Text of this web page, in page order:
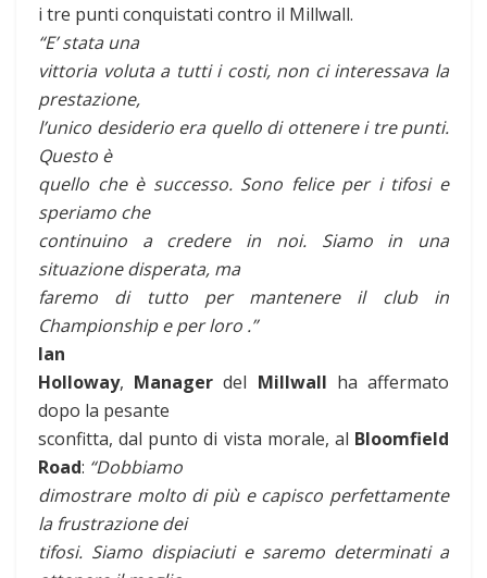
i tre punti conquistati contro il Millwall.
“E’ stata una
vittoria voluta a tutti i costi, non ci interessava la
prestazione,
l’unico desiderio era quello di ottenere i tre punti.
Questo è
quello che è successo. Sono felice per i tifosi e
speriamo che
continuino a credere in noi. Siamo in una
situazione disperata, ma
faremo di tutto per mantenere il club in
Championship e per loro .”
Ian
Holloway, Manager del Millwall ha affermato
dopo la pesante
sconfitta, dal punto di vista morale, al Bloomfield
Road: “Dobbiamo
dimostrare molto di più e capisco perfettamente
la frustrazione dei
tifosi. Siamo dispiaciuti e saremo determinati a